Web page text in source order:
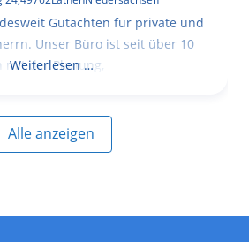
Gutachten für private und
Unser Büro ist seit über 10
mit der Planung,
Weiterlesen …
Alle anzeigen